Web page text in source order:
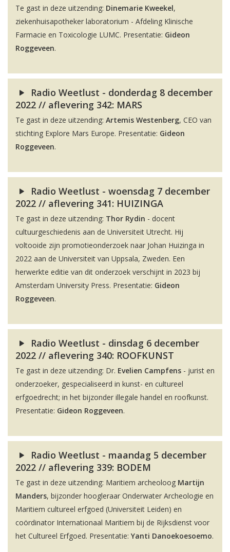
Te gast in deze uitzending: Dinemarie Kweekel,
ziekenhuisapotheker laboratorium - Afdeling Klinische
Farmacie en Toxicologie LUMC. Presentatie: Gideon
Roggeveen.
Radio Weetlust - donderdag 8 december
2022 // aflevering 342: MARS
Te gast in deze uitzending: Artemis Westenberg, CEO van
stichting Explore Mars Europe. Presentatie: Gideon
Roggeveen.
Radio Weetlust - woensdag 7 december
2022 // aflevering 341: HUIZINGA
Te gast in deze uitzending: Thor Rydin - docent
cultuurgeschiedenis aan de Universiteit Utrecht. Hij
voltooide zijn promotieonderzoek naar Johan Huizinga in
2022 aan de Universiteit van Uppsala, Zweden. Een
herwerkte editie van dit onderzoek verschijnt in 2023 bij
Amsterdam University Press. Presentatie: Gideon
Roggeveen.
Radio Weetlust - dinsdag 6 december
2022 // aflevering 340: ROOFKUNST
Te gast in deze uitzending: Dr. Evelien Campfens - jurist en
onderzoeker, gespecialiseerd in kunst- en cultureel
erfgoedrecht; in het bijzonder illegale handel en roofkunst.
Presentatie: Gideon Roggeveen.
Radio Weetlust - maandag 5 december
2022 // aflevering 339: BODEM
Te gast in deze uitzending: Maritiem archeoloog Martijn
Manders, bijzonder hoogleraar Onderwater Archeologie en
Maritiem cultureel erfgoed (Universiteit Leiden) en
coördinator Internationaal Maritiem bij de Rijksdienst voor
het Cultureel Erfgoed. Presentatie: Yanti Danoekoesoemo.